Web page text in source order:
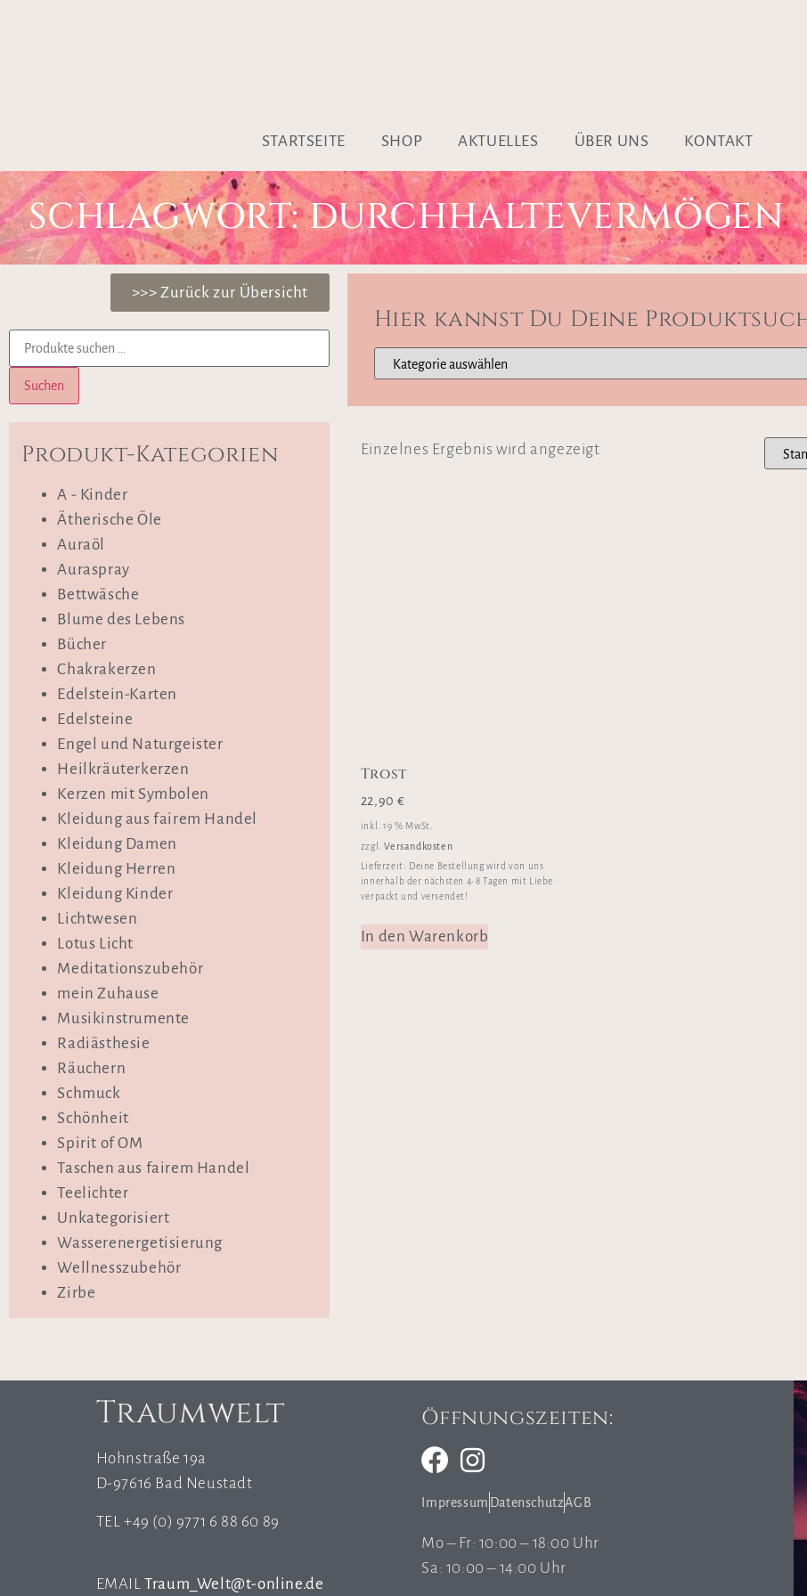
STARTSEITE SHOP AKTUELLES ÜBER UNS KONTAKT
SCHLAGWORT: DURCHHALTEVERMÖGEN
>>> Zurück zur Übersicht
Suchen
Produkt-Kategorien
A - Kinder
Ätherische Öle
Auraöl
Auraspray
Bettwäsche
Blume des Lebens
Bücher
Chakrakerzen
Edelstein-Karten
Edelsteine
Engel und Naturgeister
Heilkräuterkerzen
Kerzen mit Symbolen
Kleidung aus fairem Handel
Kleidung Damen
Kleidung Herren
Kleidung Kinder
Lichtwesen
Lotus Licht
Meditationszubehör
mein Zuhause
Musikinstrumente
Radiästhesie
Räuchern
Schmuck
Schönheit
Spirit of OM
Taschen aus fairem Handel
Teelichter
Unkategorisiert
Wasserenergetisierung
Wellnesszubehör
Zirbe
Hier kannst Du Deine
Einzelnes Ergebnis wird angezeigt
Trost
22,90€
inkl. 19 % MwSt.
zzgl.Versandkosten
Lieferzeit: Deine Bestellung wird von uns
innerhalb der nächsten 4-8 Tagen mit Liebe
verpackt und versendet!
In den Warenkorb
Traumwelt
Hohnstraße 19a
D-97616 Bad Neustadt
TEL +49 (0) 9771 6 88 60 89
EMAILTraum_Welt@t-online.de
Öffnungszeiten:
Impressum DatenschutzAGB
Mo – Fr: 10:00 – 18:00 Uhr
Sa: 10:00 – 14:00 Uhr